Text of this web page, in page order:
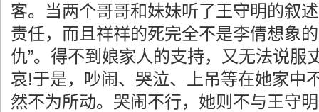
客。当两个哥哥和妹妹听了王守明的叙
责任，而且祥祥的死完全不是李倩想象
仇”。得不到娘家人的支持，又无法说服
哀!于是，吵闹、哭泣、上吊等在她家中
然不为所动。哭闹不行，她则不与王守